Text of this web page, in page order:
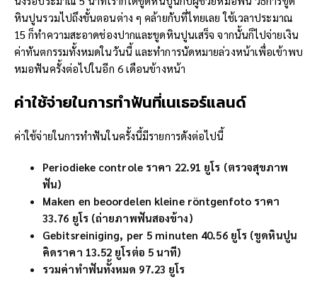
หินปูนรวมไปถึงขั้นตอนต่าง ๆ คล้ายกับที่ไทยเลย ใช้เวลาประมาณ
15 ก็ทำความสะอาดช่องปากและขูดหินปูนเสร็จ จากนั้นก็ไปจ่ายเงิน
ค่าทันตกรรมทั้งหมดในวันนี้ และทำการนัดหมายล่วงหน้าเพื่อเข้าพบ
หมอฟันครั้งต่อไปในอีก 6 เดือนข้างหน้า
ค่าใช้จ่ายในการทำฟันที่เนเธอร์แลนด์
ค่าใช้จ่ายในการทำฟันในครั้งนี้มีรายการดังต่อไปนี้
Periodieke controle ราคา 22.91 ยูโร (ตรวจสุขภาพ
ฟัน)
Maken en beoordelen kleine röntgenfoto ราคา
33.76 ยูโร (ถ่ายภาพฟันสองข้าง)
Gebitsreiniging, per 5 minuten 40.56 ยูโร (ขูดหินปูน
คิดราคา 13.52 ยูโรต่อ 5 นาที)
รวมค่าทำฟันทั้งหมด 97.23 ยูโร